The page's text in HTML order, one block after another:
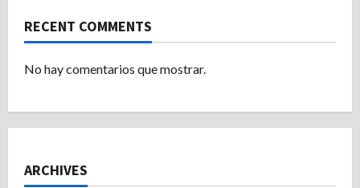
RECENT COMMENTS
No hay comentarios que mostrar.
ARCHIVES